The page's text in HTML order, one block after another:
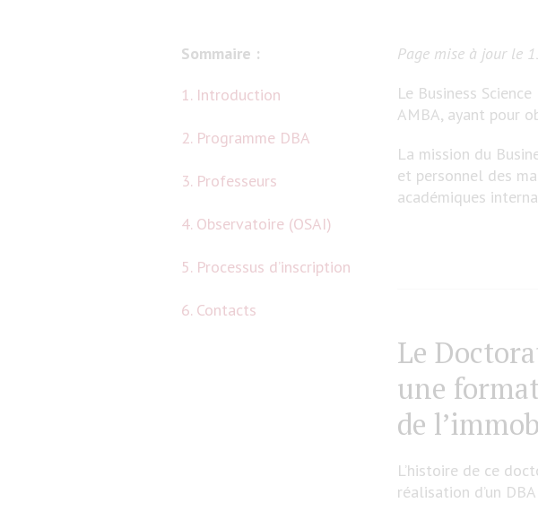
Sommaire :
1. Introduction
2. Programme DBA
3. Professeurs
4. Observatoire (OSAI)
5. Processus d’inscription
6. Contacts
Page mise à jour le
Le Business
AMBA, ayant pour
La mission du
et personnel des
académiques
Le
une
de
L’histoire de ce
réalisation d’un